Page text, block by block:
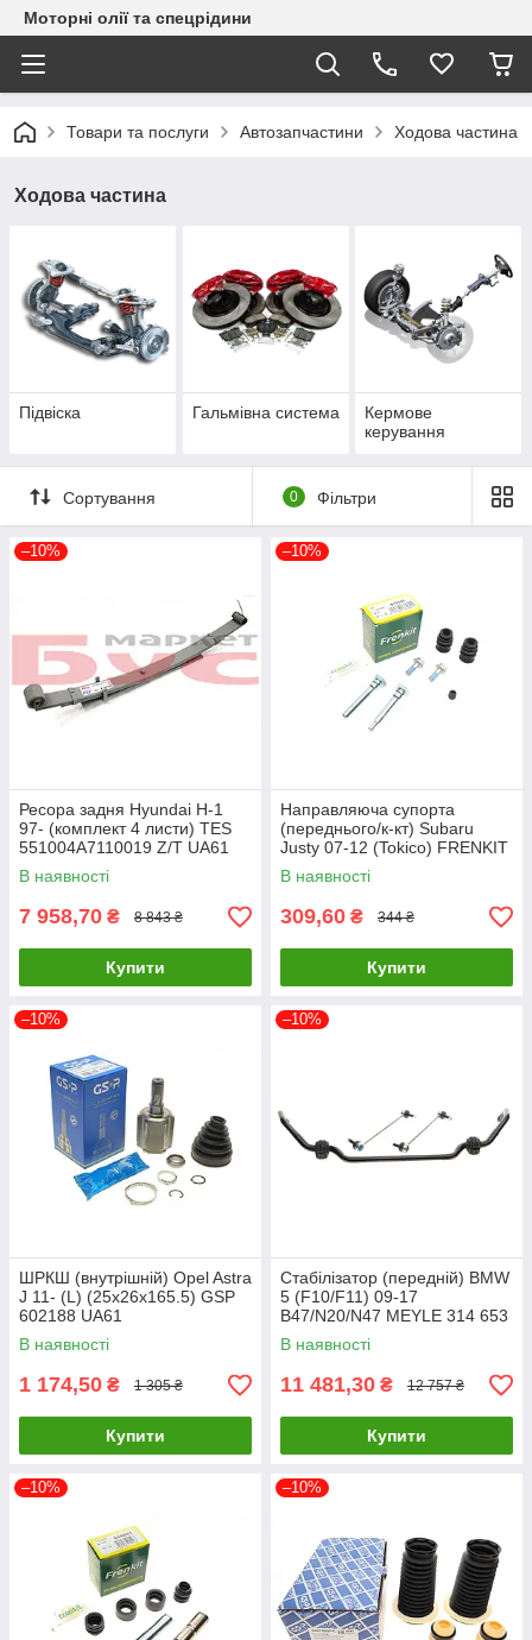
Моторні олії та спецрідини
Товари та послуги Автозапчастини Ходова частина
Ходова частина
Підвіска Гальмівна система
Кермове
керування
Сортування 0 Фільтри
–10%
Ресора задня Hyundai H-1
97- (комплект 4 листи) TES
551004A7110019 Z/T UA61
В наявності
7 958,70 ₴ 8 843 ₴
Купити
–10%
Направляюча супорта
(переднього/к-кт) Subaru
Justy 07-12 (Tokico) FRENKIT
810145 UA61
В наявності
309,60 ₴ 344 ₴
Купити
–10%
ШРКШ (внутрішній) Opel Astra
J 11- (L) (25x26x165.5) GSP
602188 UA61
В наявності
1 174,50 ₴ 1 305 ₴
Купити
–10%
Стабілізатор (передній) BMW
5 (F10/F11) 09-17
B47/N20/N47 MEYLE 314 653
0015/HD UA61
В наявності
11 481,30 ₴ 12 757 ₴
Купити
–10% –10%